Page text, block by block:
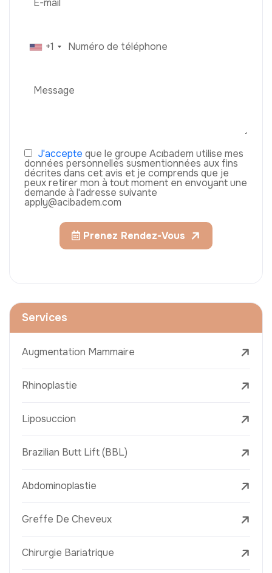
+1
J'accepte que le groupe Acıbadem utilise mes
données personnelles susmentionnées aux fins
décrites dans cet avis et je comprends que je
peux retirer mon à tout moment en envoyant une
demande à l'adresse suivante
apply@acibadem.com
Prenez Rendez-Vous
Services
Augmentation Mammaire
Rhinoplastie
Liposuccion
Brazilian Butt Lift (BBL)
Abdominoplastie
Greffe De Cheveux
Chirurgie Bariatrique